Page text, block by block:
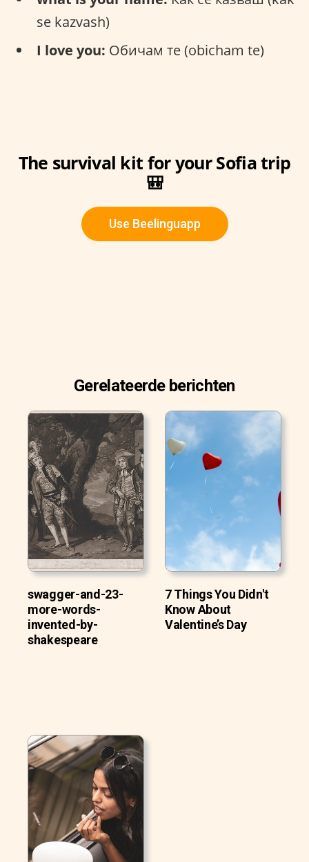
se kazvash)
I love you: Обичам те (obicham te)
The survival kit for your Sofia trip
🎒
Use Beelinguapp
Gerelateerde berichten
swagger-and-23-
more-words-
invented-by-
shakespeare
7 Things You Didn't
Know About
Valentine’s Day